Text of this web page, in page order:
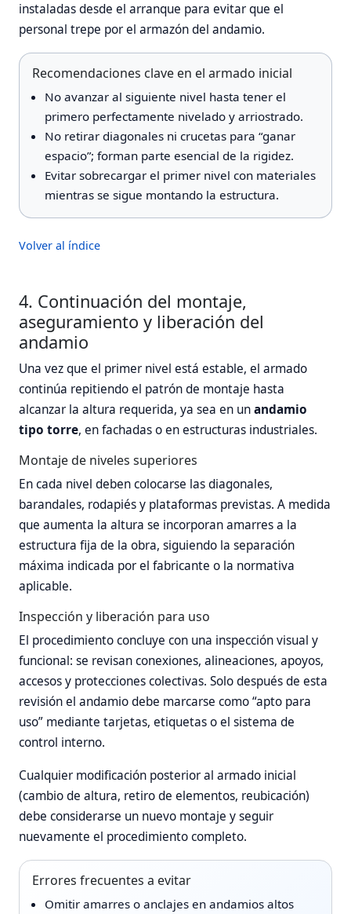
instaladas desde el arranque para evitar que el
personal trepe por el armazón del andamio.
Recomendaciones clave en el armado inicial
No avanzar al siguiente nivel hasta tener el
primero perfectamente nivelado y arriostrado.
No retirar diagonales ni crucetas para “ganar
espacio”; forman parte esencial de la rigidez.
Evitar sobrecargar el primer nivel con materiales
mientras se sigue montando la estructura.
Volver al índice
4. Continuación del montaje,
aseguramiento y liberación del
andamio
Una vez que el primer nivel está estable, el armado
continúa repitiendo el patrón de montaje hasta
alcanzar la altura requerida, ya sea en unandamio
tipo torre, en fachadas o en estructuras industriales.
Montaje de niveles superiores
En cada nivel deben colocarse las diagonales,
barandales, rodapiés y plataformas previstas. A medida
que aumenta la altura se incorporan amarres a la
estructura fija de la obra, siguiendo la separación
máxima indicada por el fabricante o la normativa
aplicable.
Inspección y liberación para uso
El procedimiento concluye con una inspección visual y
funcional: se revisan conexiones, alineaciones, apoyos,
accesos y protecciones colectivas. Solo después de esta
revisión el andamio debe marcarse como “apto para
uso” mediante tarjetas, etiquetas o el sistema de
control interno.
Cualquier modificación posterior al armado inicial
(cambio de altura, retiro de elementos, reubicación)
debe considerarse un nuevo montaje y seguir
nuevamente el procedimiento completo.
Errores frecuentes a evitar
Omitir amarres o anclajes en andamios altos